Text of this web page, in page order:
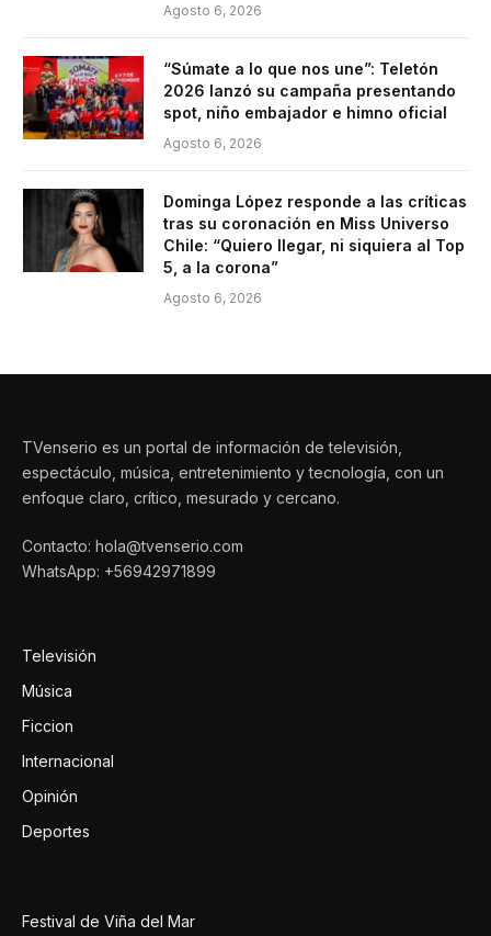
Agosto 6, 2026
“Súmate a lo que nos une”: Teletón
2026 lanzó su campaña presentando
spot, niño embajador e himno oficial
Agosto 6, 2026
Dominga López responde a las críticas
tras su coronación en Miss Universo
Chile: “Quiero llegar, ni siquiera al Top
5, a la corona”
Agosto 6, 2026
TVenserio es un portal de información de televisión,
espectáculo, música, entretenimiento y tecnología, con un
enfoque claro, crítico, mesurado y cercano.
Contacto: hola@tvenserio.com
WhatsApp: +56942971899
Televisión
Música
Ficcion
Internacional
Opinión
Deportes
Festival de Viña del Mar